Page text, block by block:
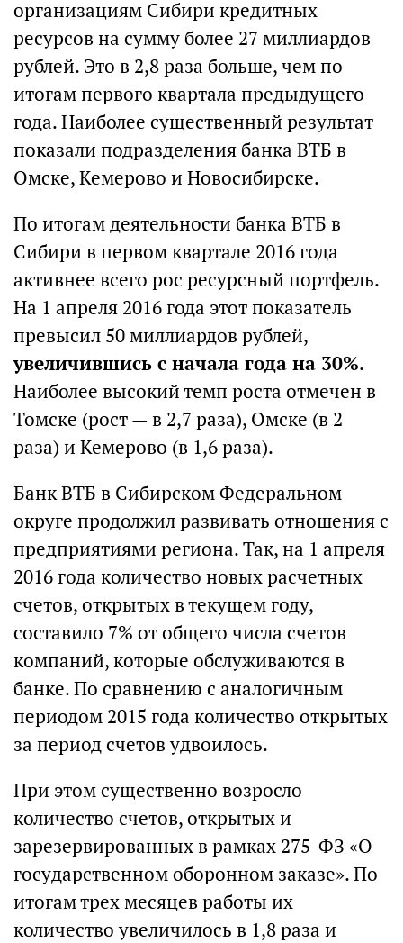
организациям Сибири кредитных
ресурсов на сумму более 27 миллиардов
рублей. Это в 2,8 раза больше, чем по
итогам первого квартала предыдущего
года. Наиболее существенный результат
показали подразделения банка ВТБ в
Омске, Кемерово и Новосибирске.
По итогам деятельности банка ВТБ в
Сибири в первом квартале 2016 года
активнее всего рос ресурсный портфель.
На 1 апреля 2016 года этот показатель
превысил 50 миллиардов рублей,
увеличившись с начала года на 30%.
Наиболее высокий темп роста отмечен в
Томске (рост — в 2,7 раза), Омске (в 2
раза) и Кемерово (в 1,6 раза).
Банк ВТБ в Сибирском Федеральном
округе продолжил развивать отношения с
предприятиями региона. Так, на 1 апреля
2016 года количество новых расчетных
счетов, открытых в текущем году,
составило 7% от общего числа счетов
компаний, которые обслуживаются в
банке. По сравнению с аналогичным
периодом 2015 года количество открытых
за период счетов удвоилось.
При этом существенно возросло
количество счетов, открытых и
зарезервированных в рамках 275-ФЗ «О
государственном оборонном заказе». По
итогам трех месяцев работы их
количество увеличилось в 1,8 раза и